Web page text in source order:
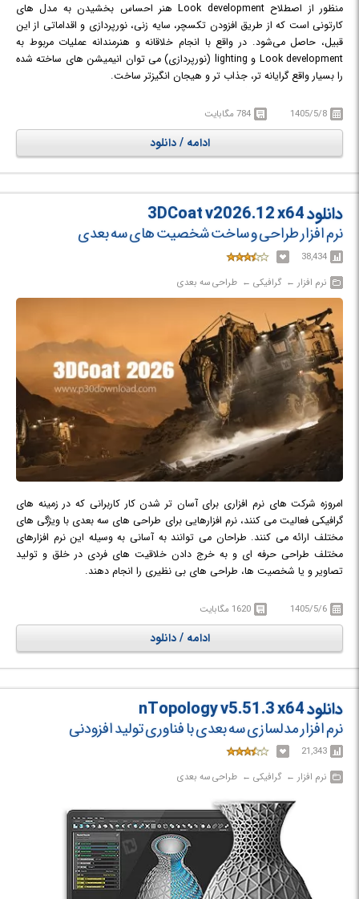
منظور از اصطلاح Look development هنر احساس بخشیدن به مدل های
کارتونی است که از طریق افزودن تکسچر، سایه زنی، نورپردازی و اقداماتی از این
قبیل، حاصل می‌شود. در واقع با انجام خلاقانه و هنرمندانه عملیات مربوط به
Look development و lighting (نورپردازی) می توان انیمیشن های ساخته شده
را بسیار واقع گرایانه تر، جذاب تر و هیجان انگیزتر ساخت.
development) به انیمیشن ها، به فعالان این عرصه کمک می کند تا بسیار
خلاقانه تر عمل کنند و تا با توجه به پیشرفت چشمگیر صنعت انیمیشن سازی، تا
حد زیادی نیازهایشان در زمینه نورپردازی، رندرینگ حرفه ای و در نهایت ساخت
جلوه های ویژه در پروژه های گرافیکی را برطرف سازند.
1405/5/8 784 مگابایت
ادامه / دانلود
دانلود 3DCoat v2026.12 x64
نرم افزار طراحی و ساخت شخصیت های سه بعدی
38,434
نرم افزار‎ ← ‏ گرافیکی‎ ← ‏ طراحی سه بعدی
امروزه شرکت های نرم افزاری برای آسان تر شدن کار کاربرانی که در زمینه های
گرافیکی فعالیت می کنند، نرم افزارهایی برای طراحی های سه بعدی با ویژگی های
مختلف ارائه می کنند. طراحان می توانند به آسانی به وسیله این نرم افزارهای
مختلف طراحی حرفه ای و به خرج دادن خلاقیت های فردی در خلق و تولید
تصاویر و یا شخصیت ها، طراحی های بی نظیری را انجام دهند.
بعدی و دو بعدی است. این نرم افزار با هدف سرعت بخشیدن به مدلینگ و
تکسچرینگ (مدل سازی و بافت دهی)، برای هنرمندان و طراحانی که در زمینه سه
بعدی کار می کنند طراحی شده است. این نرم افزار قدرتمند با ابزار پیشرفته موجود
در خود به کاربران توانایی ساخت تصاویر سه بعدی در محیط های مختلف را می
دهد. توانایی بالا در طراحی و لایه بندی های مجزا از هم بر روی تصویر و رنگ از
برتری های این نرم افزار محسوب می‌شود. همچنین این نرم افزار سازگاری کامل با
است.
1405/5/6 1620 مگابایت
ادامه / دانلود
دانلود nTopology v5.51.3 x64
نرم افزار مدلسازی سه بعدی با فناوری تولید افزودنی
21,343
نرم افزار‎ ← ‏ گرافیکی‎ ← ‏ طراحی سه بعدی